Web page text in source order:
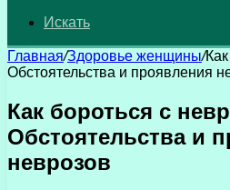
Искать
Главная/Здоровье женщины/
Обстоятельства и проявления
Как бороться с
Обстоятельства и
неврозов